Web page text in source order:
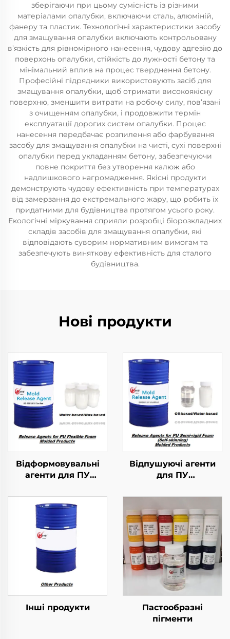
зберігаючи при цьому сумісність із різними
матеріалами опалубки, включаючи сталь, алюміній,
фанеру та пластик. Технологічні характеристики засобу
для змащування опалубки включають контрольовану
в’язкість для рівномірного нанесення, чудову адгезію до
поверхонь опалубки, стійкість до лужності бетону та
мінімальний вплив на процес тверднення бетону.
Професійні підрядники використовують засіб для
змащування опалубки, щоб отримати високоякісну
поверхню, зменшити витрати на робочу силу, пов’язані
з очищенням опалубки, і продовжити термін
експлуатації дорогих систем опалубки. Процес
нанесення передбачає розпилення або фарбування
засобу для змащування опалубки на чисті, сухі поверхні
опалубки перед укладанням бетону, забезпечуючи
повне покриття без утворення калюж або
надлишкового нагромадження. Якісні продукти
демонструють чудову ефективність при температурах
від замерзання до екстремального жару, що робить їх
придатними для будівництва протягом усього року.
Екологічні міркування сприяли розробці біорозкладних
складів засобів для змащування опалубки, які
відповідають суворим нормативним вимогам та
забезпечують виняткову ефективність для сталого
будівництва.
Нові продукти
Відформовувальні
агенти для ПУ
виробів
Відпушуючі агенти
для ПУ
піномасивних виробів
Інші продукти
Пастообразні
пігменти